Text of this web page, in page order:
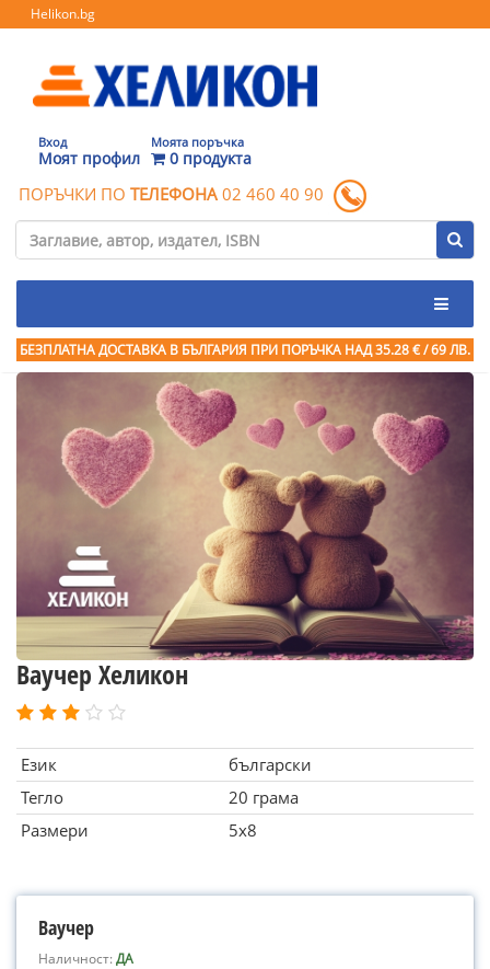
Helikon.bg
Вход
Моят профил
Моята поръчка
0 продукта
ПОРЪЧКИ ПО ТЕЛЕФОНА 02 460 40 90
БЕЗПЛАТНА ДОСТАВКА В БЪЛГАРИЯ ПРИ ПОРЪЧКА НАД 35.28 € / 69 ЛВ.
Ваучер Хеликон
Език
български
Тегло
20 грама
Размери
5x8
Ваучер
Наличност:ДА